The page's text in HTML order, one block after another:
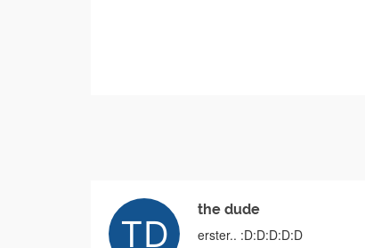
the dude
erster.. :D:D:D:D:D